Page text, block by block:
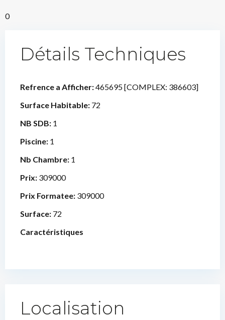
0
Détails Techniques
Refrence a Afficher:465695 [COMPLEX: 386603]
Surface Habitable: 72
NB SDB: 1
Piscine: 1
Nb Chambre: 1
Prix: 309000
Prix Formatee: 309000
Surface: 72
Caractéristiques
Localisation